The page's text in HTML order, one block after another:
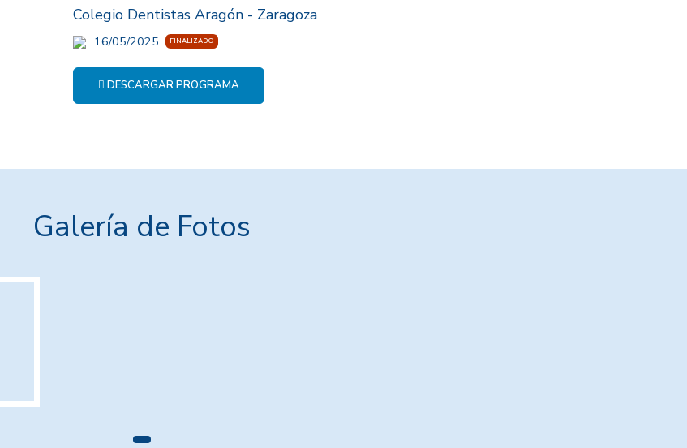
Colegio Dentistas Aragón - Zaragoza
16/05/2025 FINALIZADO
DESCARGAR PROGRAMA
Galería de Fotos